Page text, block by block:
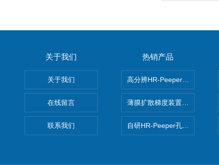
关于我们
关于我们
在线留言
联系我们
热销产品
高分辨HR-Peeper采样器孔隙
薄膜扩散梯度装置 Agl DGT
自研HR-Peeper孔隙水采样器